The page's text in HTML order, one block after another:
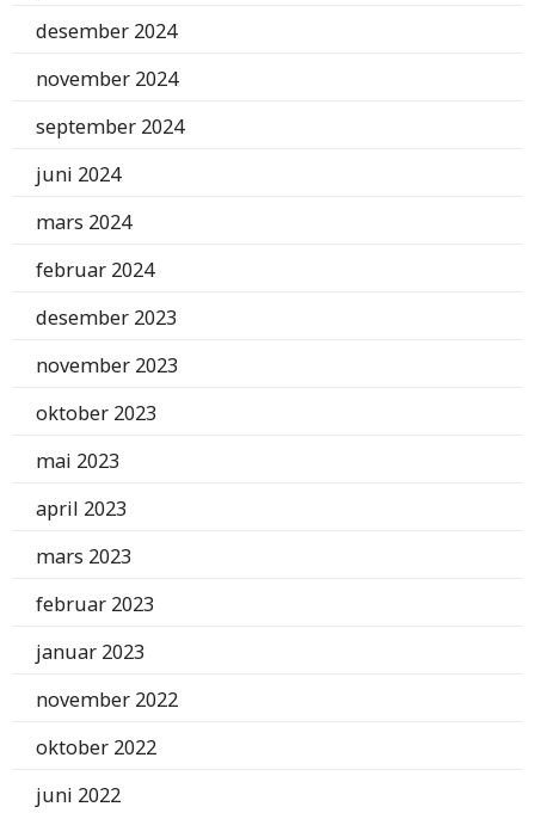
desember 2024
november 2024
september 2024
juni 2024
mars 2024
februar 2024
desember 2023
november 2023
oktober 2023
mai 2023
april 2023
mars 2023
februar 2023
januar 2023
november 2022
oktober 2022
juni 2022